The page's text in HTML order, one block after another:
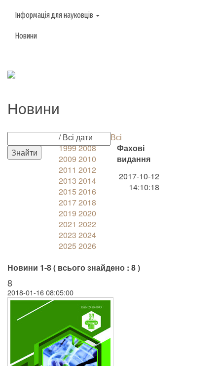
Інформація для науковців
Новини
Новини
/ Всі дати
19992008
2009 2010
2011 2012
2013 2014
2015 2016
20172018
2019 2020
2021 2022
2023 2024
2025 2026
Всі
Фахові
видання
2017-10-12
14:10:18
Новини 1-8 ( всього знайдено : 8 )
8
2018-01-16 08:05:00